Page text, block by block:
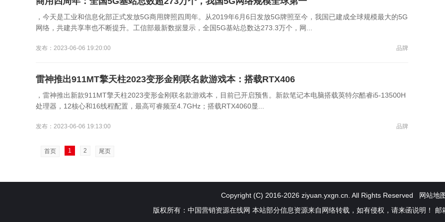
，今天是工业和信息化部正式发放5G商用牌照四周年。从2019年6月6日发放5G牌照至今，我国已建成全球规模最大的5G
网络，共建共享率也不断提升。工信部最新数据显示，全国5G基站总数达273.3万个，网...
发布：2023-06-06 19:20:00 品牌
雷神推出911MT擎天柱2023变形金刚联名款游戏本：搭载RTX406
，雷神推出新款911MT擎天柱2023变形金刚联名款游戏本，目前已开启预售。新款笔记本电脑搭载英特尔酷睿i5-13500H
处理器，12核心和16线程配置，最高可睿频至4.7GHz；搭载RTX4060显...
发布：2023-06-06 19:13:00 品牌
首页 1 2 尾页
Copyright (C) 2016-2026 ziyuan.yxgn.cn. All Rights Reserved 网站地
版权所有：中国营销资源在线网 本站部分信息资源来自网络转载，如有侵权，请来函说明！